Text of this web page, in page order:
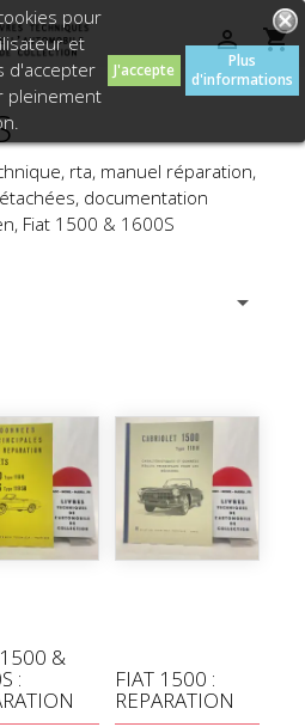


pour
et
d'accepter
pleinement
J'accepte
Plus
d'informations
rta, manuel réparation,
documentation
Fiat 1500 & 1600S

&
: FIAT 1500 :
REPARATION